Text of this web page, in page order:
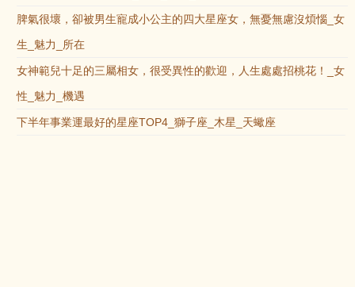
脾氣很壞，卻被男生寵成小公主的四大星座女，無憂無慮沒煩惱_女
生_魅力_所在
女神範兒十足的三屬相女，很受異性的歡迎，人生處處招桃花！_女
性_魅力_機遇
下半年事業運最好的星座TOP4_獅子座_木星_天蠍座